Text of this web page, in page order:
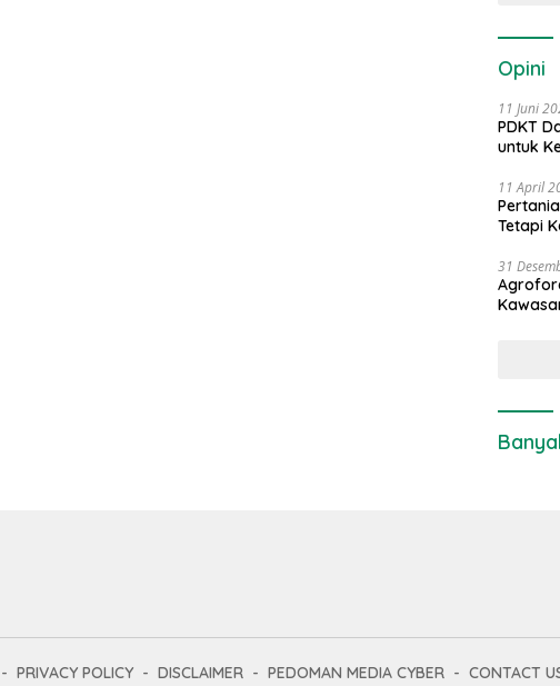
Opini
11 Juni
PDKT
untuk
11 April
Tetapi
31
PRIVACY POLICY DISCLAIMER PEDOMAN MEDIA CYBER CONTACT